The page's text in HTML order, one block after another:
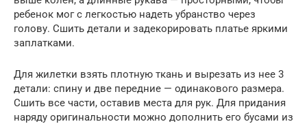
ребенок мог с легкостью надеть убранство через
голову. Сшить детали и задекорировать платье яркими
заплатками.
Для жилетки взять плотную ткань и вырезать из нее 3
детали: спину и две передние — одинакового размера.
Сшить все части, оставив места для рук. Для придания
наряду оригинальности можно дополнить его бусами из